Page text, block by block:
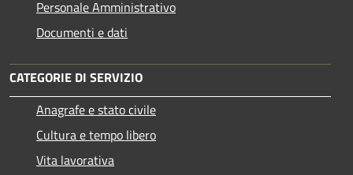
Personale Amministrativo
Documenti e dati
CATEGORIE DI SERVIZIO
Anagrafe e stato civile
Cultura e tempo libero
Vita lavorativa